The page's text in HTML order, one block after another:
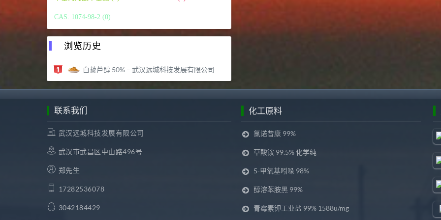
CAS: 1074-98-2 (0)
浏览历史
白藜芦醇 50% – 武汉远城科技发展有限公司
联系我们
武汉远城科技发展有限公司
武汉市武昌区中山路496号
郑先生
17282536078
3042184429
化工原料
氯诺昔康 99%
草酸铵 99.5% 化学纯
5-甲氧基吲哚 98%
醇溶苯胺黑 99%
青霉素钾工业盐 99% 1588u/mg